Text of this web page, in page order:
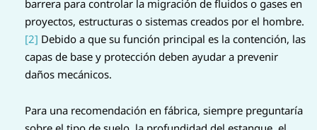
barrera para controlar la migración de fluidos o gases en
proyectos, estructuras o sistemas creados por el hombre.
[2] Debido a que su función principal es la contención, las
capas de base y protección deben ayudar a prevenir
daños mecánicos.
Para una recomendación en fábrica, siempre preguntaría